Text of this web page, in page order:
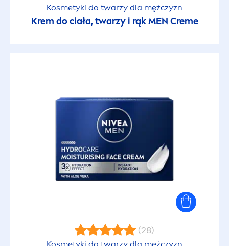
Kosmetyki do twarzy dla mężczyzn
Krem do ciała, twarzy i rąkMEN Creme
(28)